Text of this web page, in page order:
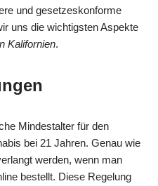
und gesetzeskonforme
uns die wichtigsten Aspekte
Kalifornien.
Mindestalter für den
bei 21 Jahren. Genau wie
werden, wenn man
bestellt. Diese Regelung